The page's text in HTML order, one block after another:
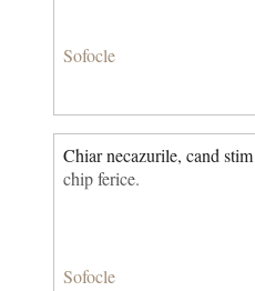
Sofocle
Chiar necazurile, cand
chip ferice.
Sofocle